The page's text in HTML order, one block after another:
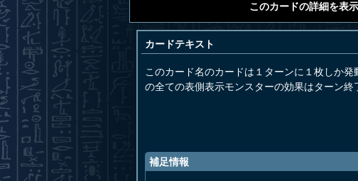
このカードの詳細を表示
カードテキスト
このカード名のカードは１ターンに１枚しか
の全ての表側表示モンスターの効果はターン終
補足情報